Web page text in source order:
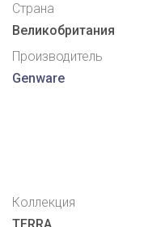
Страна
Великобритания
Производитель
Genware
Коллекция